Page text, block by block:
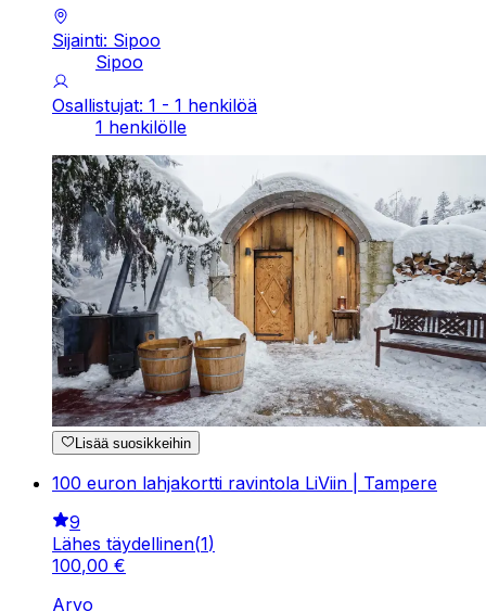
Sijainti: Sipoo
Sipoo
Osallistujat: 1 - 1 henkilöä
1 henkilölle
Lisää suosikkeihin
100 euron lahjakortti ravintola LiViin | Tampere
9
Lähes täydellinen(1)
100,00 €
Arvo